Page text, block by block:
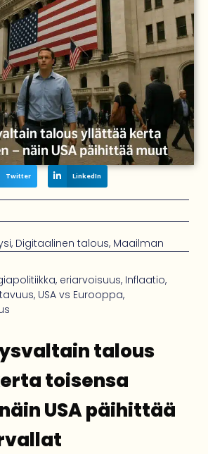
Twitter LinkedIn
, Digitaalinen talous, Maailman
, eriarvoisuus, Inflaatio,
, USA vs Eurooppa,
talous
toisensa
USA päihittää